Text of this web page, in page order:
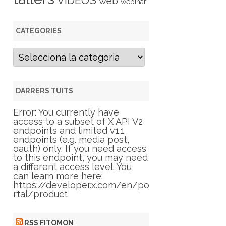
CATEGORIES
C
g
r
i
e
s
DARRERS TUITS
Error: You currently have
access to a subset of X API V2
endpoints and limited v1.1
endpoints (e.g. media post,
oauth) only. If you need access
to this endpoint, you may need
a different access level. You
can learn more here:
https://developer.x.com/en/po
rtal/product
RSS FITOMON